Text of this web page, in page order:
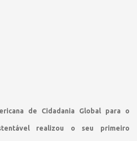
de Cidadania Global para o
realizou o seu primeiro